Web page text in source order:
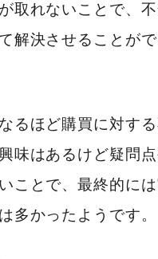
取れないことで、
解決させることが
るほど購買に対す
味はあるけど疑問
ことで、最終的に
多かったようです。